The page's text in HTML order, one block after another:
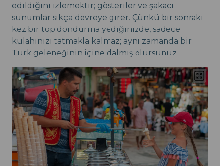
edildiğini izlemektir; gösteriler ve şakacı
sunumlar sıkça devreye girer. Çünkü bir sonraki
kez bir top dondurma yediğinizde, sadece
külahınızı tatmakla kalmaz; aynı zamanda bir
Türk geleneğinin içine dalmış olursunuz.